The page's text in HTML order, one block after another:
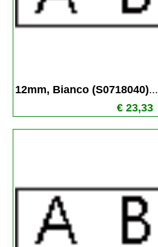
12mm, Bianco (S0718040)...
€ 23,33